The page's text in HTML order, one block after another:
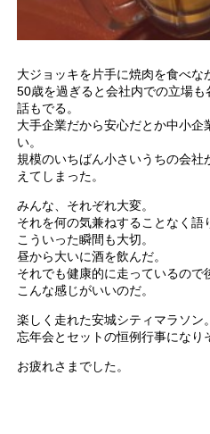
大ジョッキを片手に焼肉を食べな
50歳を過ぎると会社内での立場
話もでる。
大手企業だから安心だとか中小企
い。
規模のいちばん小さいうちの会社
えてしまった。
みんな、それぞれ大変。
それを何の気兼ねすることなく語
こういった瞬間も大切。
昼から大いに酒を飲んだ。
それでも健康的に走っているので
こんな感じがいいのだ。
楽しく走れた安城シティマラソン。
忘年会とセットの恒例行事になり
お疲れさまでした。